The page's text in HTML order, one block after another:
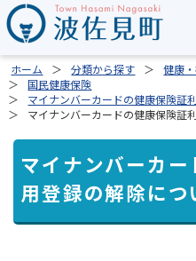
ホーム 分類から探す 健康
国民健康保険
マイナンバーカードの健康保険証
マイナンバーカードの健康保険証
マイナンバーカー
用登録の解除につ